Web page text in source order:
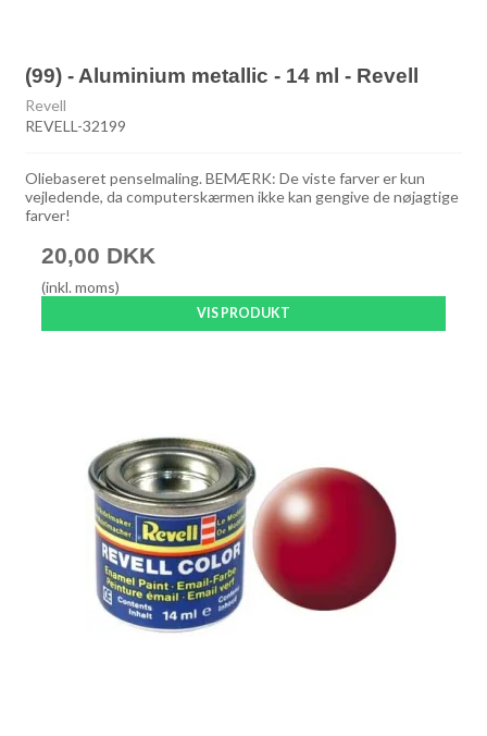
(99) - Aluminium metallic - 14 ml - Revell
Revell
REVELL-32199
Oliebaseret penselmaling. BEMÆRK: De viste farver er kun
vejledende, da computerskærmen ikke kan gengive de nøjagtige
farver!
20,00 DKK
(inkl. moms)
VIS PRODUKT